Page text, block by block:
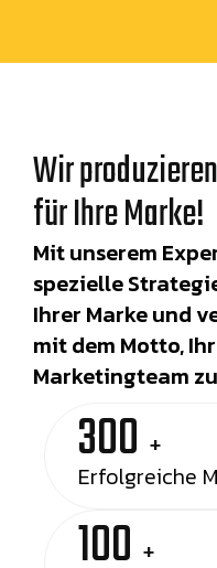
Wir
für Ihre Marke!
Mit unserem
spezielle
Ihrer Marke und
mit dem Motto,
Marketingteam
300 +
Erfolgreiche
100 +